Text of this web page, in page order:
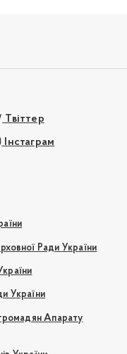
Твіттер
Інстаграм
Ради України
України
Апарату